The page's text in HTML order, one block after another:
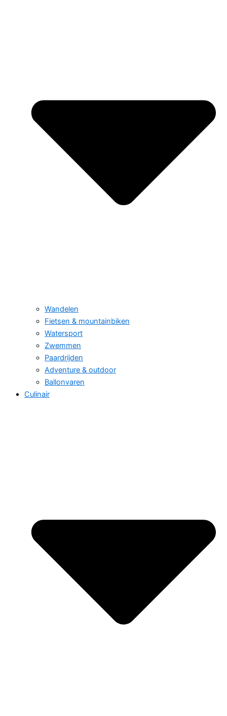
Wandelen
Fietsen & mountainbiken
Watersport
Zwemmen
Paardrijden
Adventure & outdoor
Ballonvaren
Culinair